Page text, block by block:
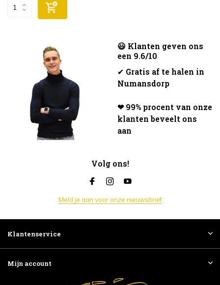
😃 Klanten geven ons
een 9.6/10
✔ Gratis af te halen in
Numansdorp
❤ 99% procent van onze
klanten beveelt ons
aan
Volg ons!
Meld je aan voor onze nieuwsbrief
Klantenservice
Mijn account